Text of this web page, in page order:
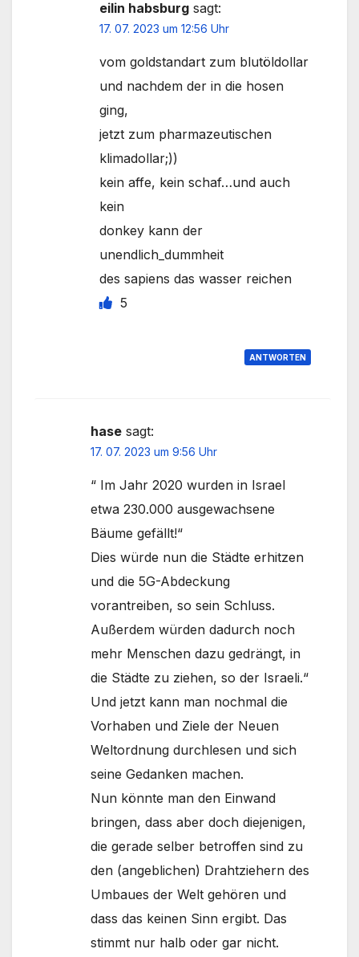
eilin habsburg sagt:
17. 07. 2023 um 12:56 Uhr
vom goldstandart zum blutöldollar
und nachdem der in die hosen
ging,
jetzt zum pharmazeutischen
klimadollar;))
kein affe, kein schaf…und auch
kein
donkey kann der
unendlich_dummheit
des sapiens das wasser reichen
5
ANTWORTEN
hase sagt:
17. 07. 2023 um 9:56 Uhr
“ Im Jahr 2020 wurden in Israel
etwa 230.000 ausgewachsene
Bäume gefällt!“
Dies würde nun die Städte erhitzen
und die 5G-Abdeckung
vorantreiben, so sein Schluss.
Außerdem würden dadurch noch
mehr Menschen dazu gedrängt, in
die Städte zu ziehen, so der Israeli.“
Und jetzt kann man nochmal die
Vorhaben und Ziele der Neuen
Weltordnung durchlesen und sich
seine Gedanken machen.
Nun könnte man den Einwand
bringen, dass aber doch diejenigen,
die gerade selber betroffen sind zu
den (angeblichen) Drahtziehern des
Umbaues der Welt gehören und
dass das keinen Sinn ergibt. Das
stimmt nur halb oder gar nicht.